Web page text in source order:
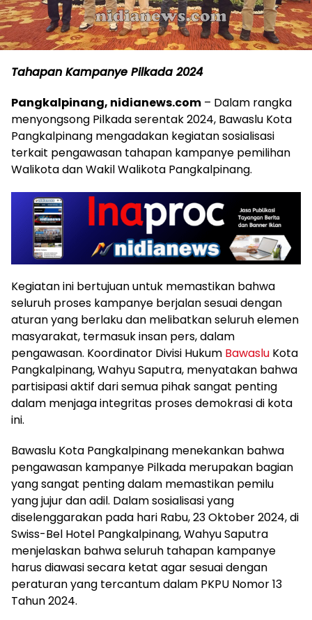
Tahapan Kampanye Pilkada 2024
Pangkalpinang, nidianews.com – Dalam rangka
menyongsong Pilkada serentak 2024, Bawaslu Kota
Pangkalpinang mengadakan kegiatan sosialisasi
terkait pengawasan tahapan kampanye pemilihan
Walikota dan Wakil Walikota Pangkalpinang.
Kegiatan ini bertujuan untuk memastikan bahwa
seluruh proses kampanye berjalan sesuai dengan
aturan yang berlaku dan melibatkan seluruh elemen
masyarakat, termasuk insan pers, dalam
pengawasan. Koordinator Divisi Hukum Bawaslu Kota
Pangkalpinang, Wahyu Saputra, menyatakan bahwa
partisipasi aktif dari semua pihak sangat penting
dalam menjaga integritas proses demokrasi di kota
ini.
Bawaslu Kota Pangkalpinang menekankan bahwa
pengawasan kampanye Pilkada merupakan bagian
yang sangat penting dalam memastikan pemilu
yang jujur dan adil. Dalam sosialisasi yang
diselenggarakan pada hari Rabu, 23 Oktober 2024, di
Swiss-Bel Hotel Pangkalpinang, Wahyu Saputra
menjelaskan bahwa seluruh tahapan kampanye
harus diawasi secara ketat agar sesuai dengan
peraturan yang tercantum dalam PKPU Nomor 13
Tahun 2024.